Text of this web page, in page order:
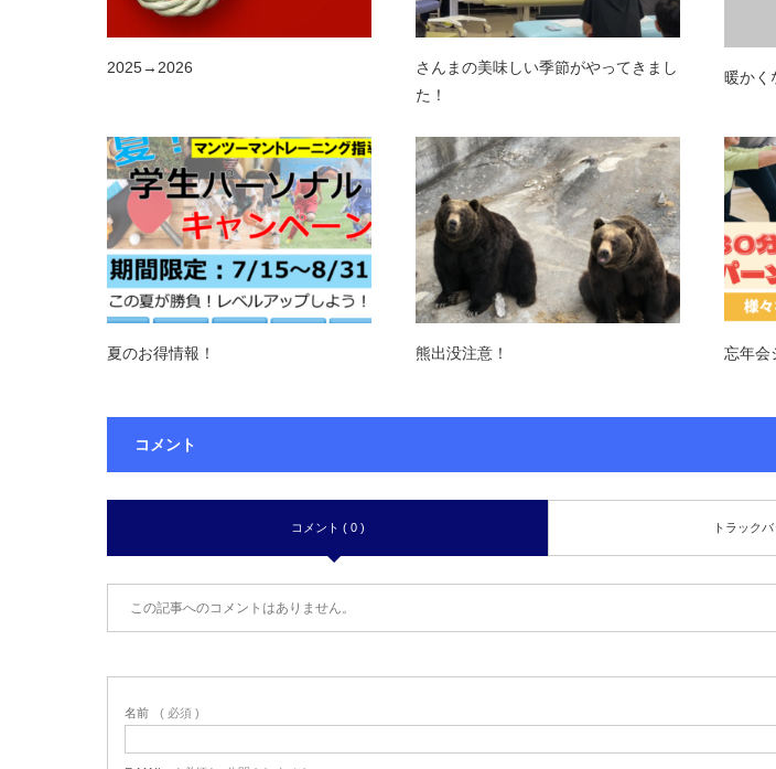
2025→2026
さんまの美味しい季節がやってきまし
た！
暖かく
夏のお得情報！ 熊出没注意！ 忘年
コメント
コメント ( 0 ) トラック
この記事へのコメントはありません。
名前 ( 必須 )